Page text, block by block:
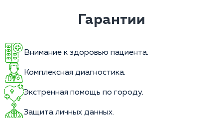
Гарантии
Внимание к здоровью пациента.
Комплексная диагностика.
Экстренная помощь по городу.
Защита личных данных.